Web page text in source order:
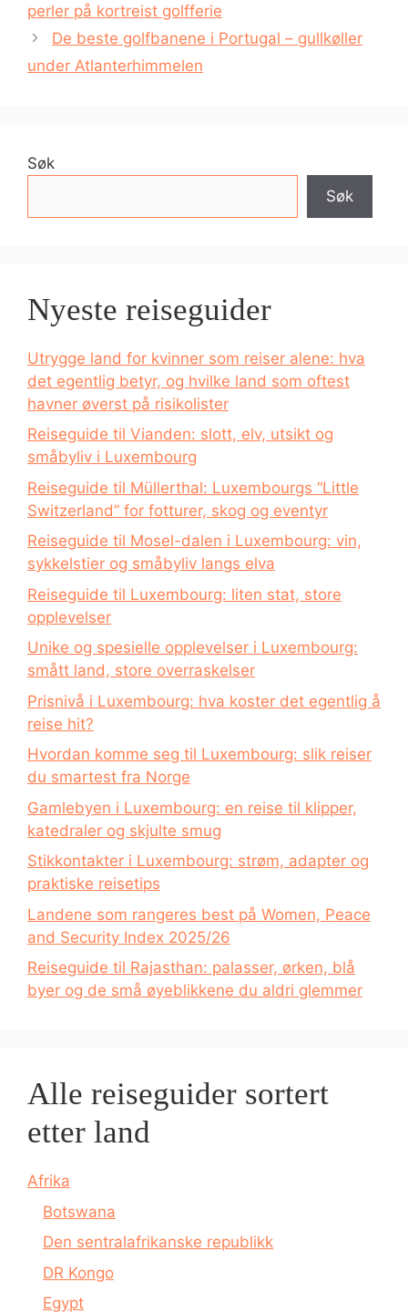
perler på kortreist golfferie
De beste golfbanene i Portugal – gullkøller
under Atlanterhimmelen
Søk
Søk
Nyeste reiseguider
Utrygge land for kvinner som reiser alene: hva
det egentlig betyr, og hvilke land som oftest
havner øverst på risikolister
Reiseguide til Vianden: slott, elv, utsikt og
småbyliv i Luxembourg
Reiseguide til Müllerthal: Luxembourgs “Little
Switzerland” for fotturer, skog og eventyr
Reiseguide til Mosel-dalen i Luxembourg: vin,
sykkelstier og småbyliv langs elva
Reiseguide til Luxembourg: liten stat, store
opplevelser
Unike og spesielle opplevelser i Luxembourg:
smått land, store overraskelser
Prisnivå i Luxembourg: hva koster det egentlig å
reise hit?
Hvordan komme seg til Luxembourg: slik reiser
du smartest fra Norge
Gamlebyen i Luxembourg: en reise til klipper,
katedraler og skjulte smug
Stikkontakter i Luxembourg: strøm, adapter og
praktiske reisetips
Landene som rangeres best på Women, Peace
and Security Index 2025/26
Reiseguide til Rajasthan: palasser, ørken, blå
byer og de små øyeblikkene du aldri glemmer
Alle reiseguider sortert
etter land
Afrika
Botswana
Den sentralafrikanske republikk
DR Kongo
Egypt